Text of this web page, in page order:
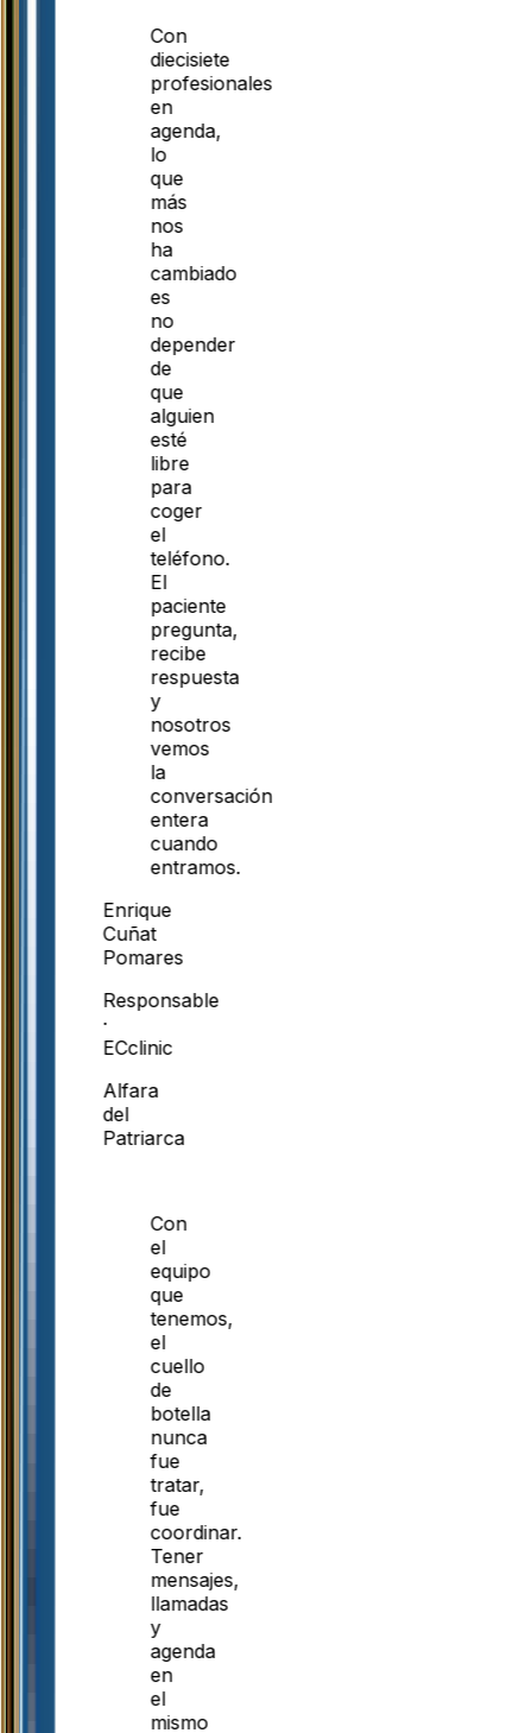
Con
diecisiete
profesionales
en
agenda,
lo
que
más
nos
ha
cambiado
es
no
depender
de
que
alguien
esté
libre
para
coger
el
teléfono.
El
paciente
pregunta,
recibe
respuesta
y
nosotros
vemos
la
conversación
entera
cuando
entramos.
Enrique
Cuñat
Pomares
Responsable
·
ECclinic
Alfara
del
Patriarca
Con
el
equipo
que
tenemos,
el
cuello
de
botella
nunca
fue
tratar,
fue
coordinar.
Tener
mensajes,
llamadas
y
agenda
en
el
mismo